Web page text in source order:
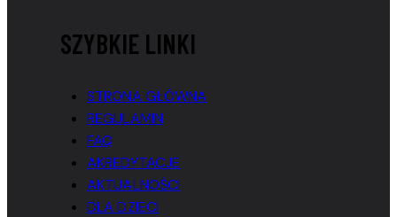
SZYBKIE LINKI
STRONA GŁÓWNA
REGULAMIN
FAQ
AKREDYTACJE
AKTUALNOŚCI
DLA DZIECI